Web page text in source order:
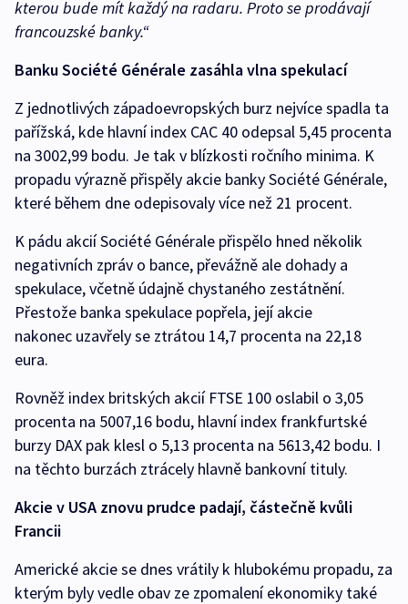
kterou bude mít každý na radaru. Proto se prodávají
francouzské banky.“
Banku Société Générale zasáhla vlna spekulací
Z jednotlivých západoevropských burz nejvíce spadla ta
pařížská, kde hlavní index CAC 40 odepsal 5,45 procenta
na 3002,99 bodu. Je tak v blízkosti ročního minima. K
propadu výrazně přispěly akcie banky Société Générale,
které během dne odepisovaly více než 21 procent.
K pádu akcií Société Générale přispělo hned několik
negativních zpráv o bance, převážně ale dohady a
spekulace, včetně údajně chystaného zestátnění.
Přestože banka spekulace popřela, její akcie
nakonec uzavřely se ztrátou 14,7 procenta na 22,18
eura.
Rovněž index britských akcií FTSE 100 oslabil o 3,05
procenta na 5007,16 bodu, hlavní index frankfurtské
burzy DAX pak klesl o 5,13 procenta na 5613,42 bodu. I
na těchto burzách ztrácely hlavně bankovní tituly.
Akcie v USA znovu prudce padají, částečně kvůli
Francii
Americké akcie se dnes vrátily k hlubokému propadu, za
kterým byly vedle obav ze zpomalení ekonomiky také